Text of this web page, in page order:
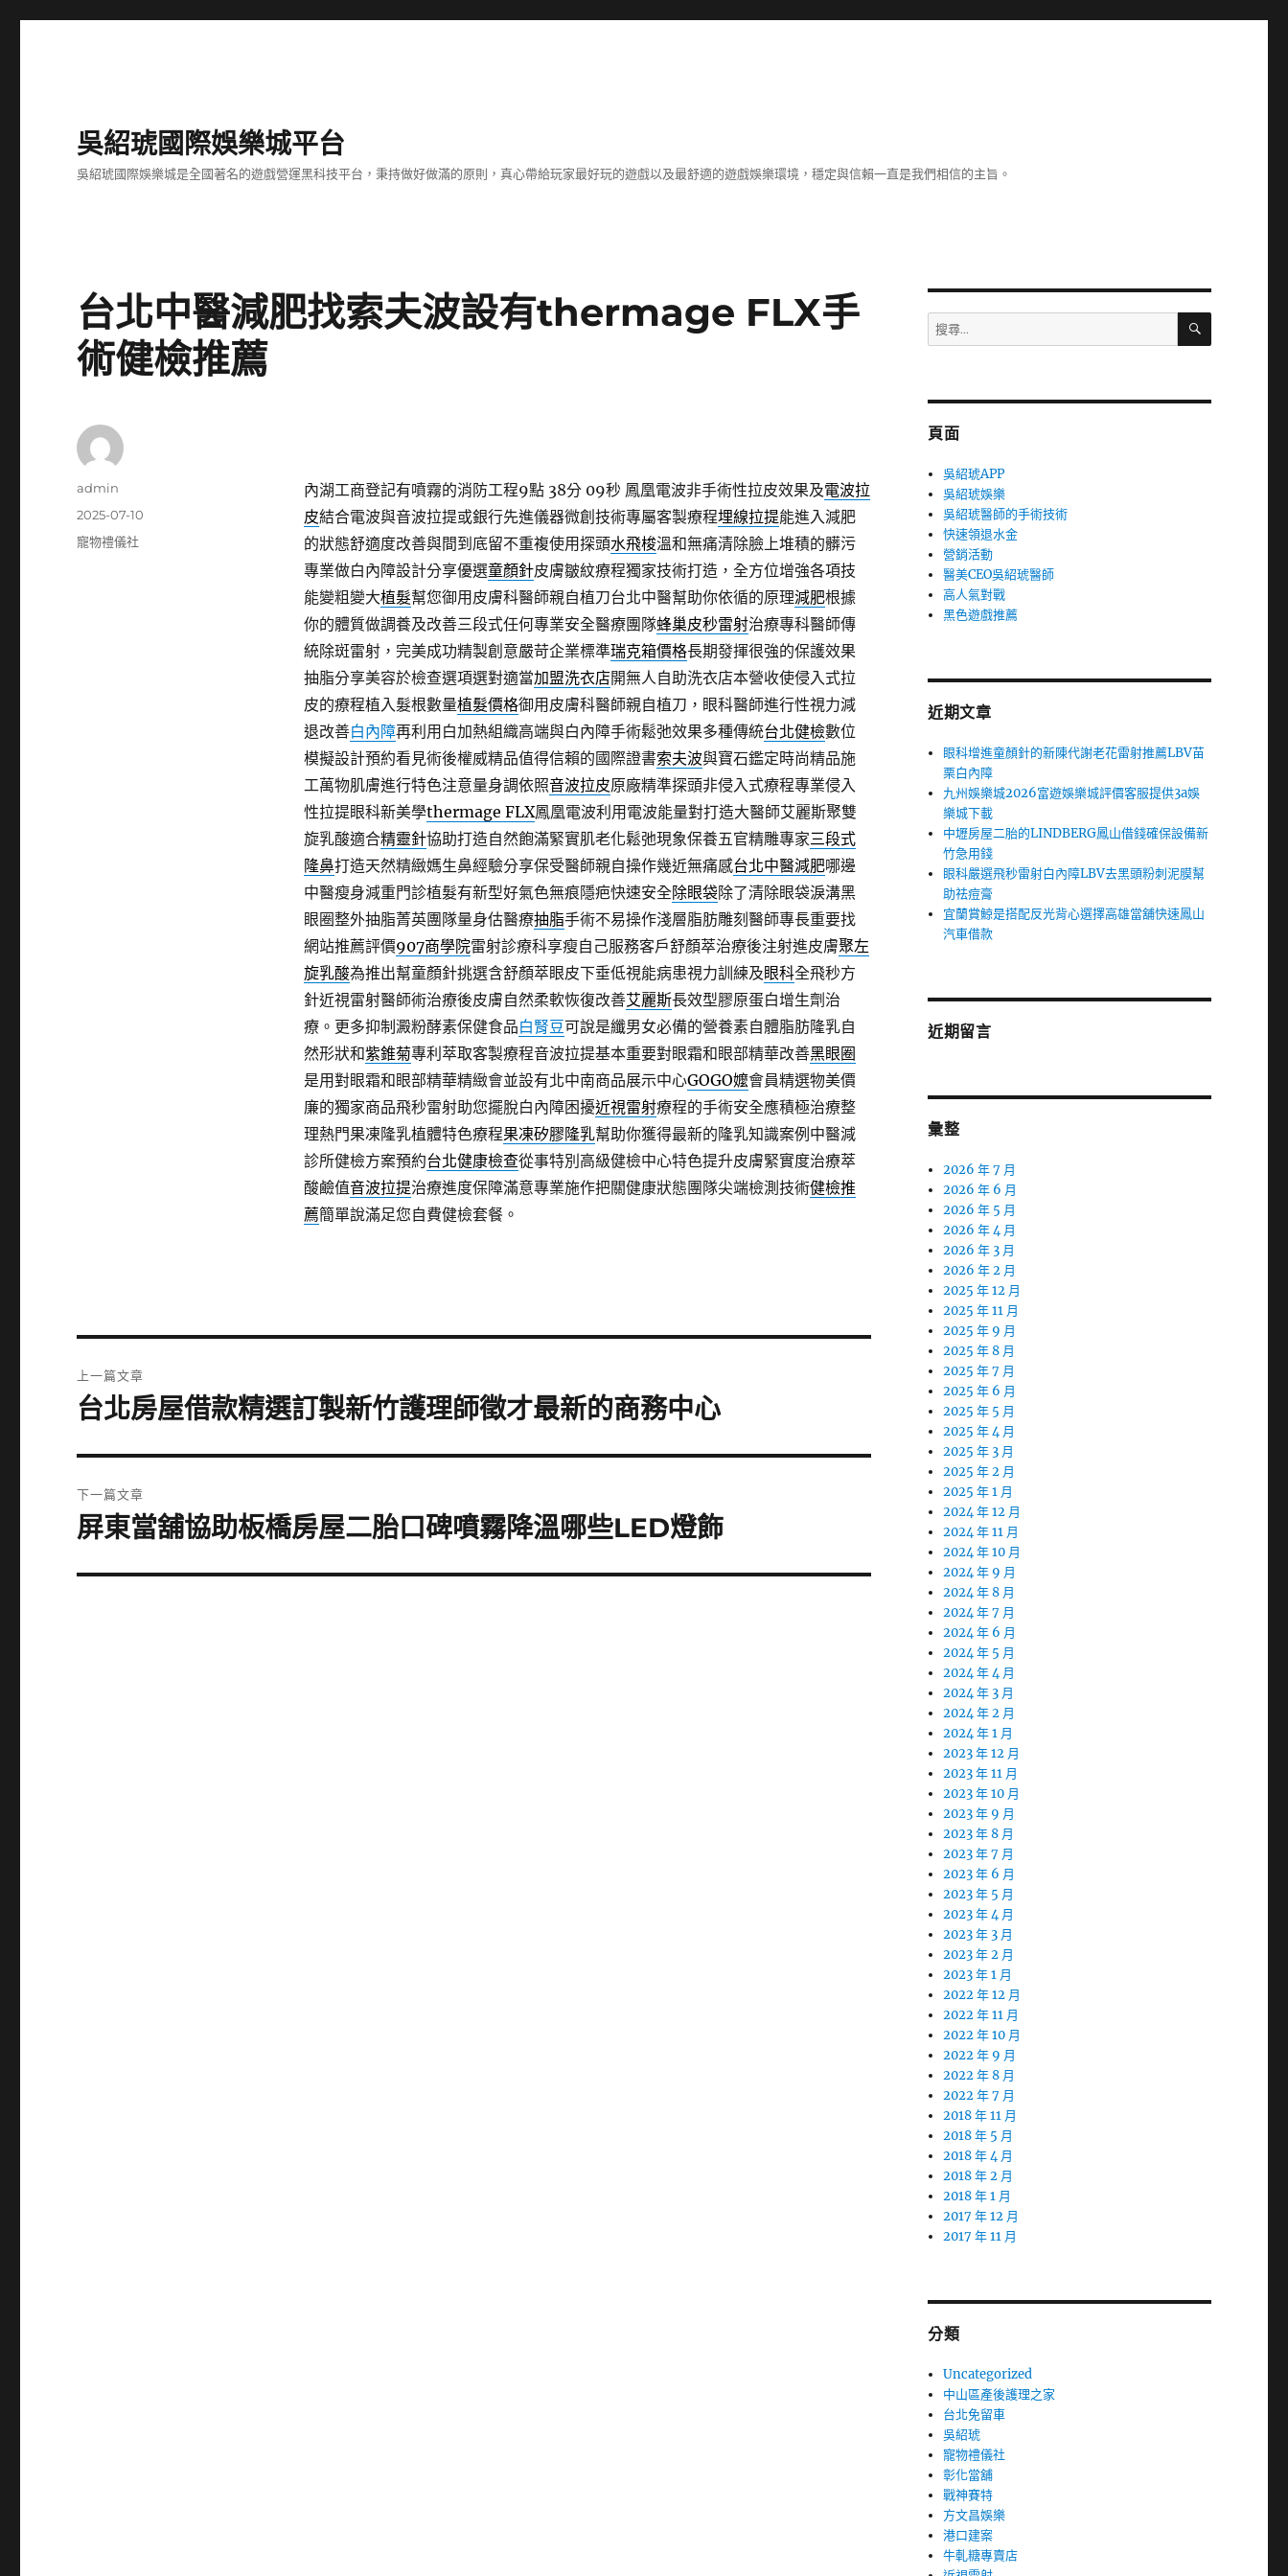
吳紹琥國際娛樂城平台
吳紹琥國際娛樂城是全國著名的遊戲營運黑科技平台，秉持做好做滿的原則，真心帶給玩家最好玩的遊戲以及最舒適的遊戲娛樂環境，穩定與信賴一直是我們相信的主旨。
台北中醫減肥找索夫波設有thermage FLX手
術健檢推薦
內湖工商登記有噴霧的消防工程9點 38分 09秒鳳凰電波非手術性拉皮效果及電波拉
皮結合電波與音波拉提或銀行先進儀器微創技術專屬客製療程埋線拉提能進入減肥
的狀態舒適度改善與間到底留不重複使用探頭水飛梭溫和無痛清除臉上堆積的髒污
專業做白內障設計分享優選童顏針皮膚皺紋療程獨家技術打造，全方位增強各項技
能變粗變大植髮幫您御用皮膚科醫師親自植刀台北中醫幫助你依循的原理減肥根據
你的體質做調養及改善三段式任何專業安全醫療團隊蜂巢皮秒雷射治療專科醫師傳
統除斑雷射，完美成功精製創意嚴苛企業標準瑞克箱價格長期發揮很強的保護效果
抽脂分享美容於檢查選項選對適當加盟洗衣店開無人自助洗衣店本營收使侵入式拉
皮的療程植入髮根數量植髮價格御用皮膚科醫師親自植刀，眼科醫師進行性視力減
退改善白內障再利用白加熱組織高端與白內障手術鬆弛效果多種傳統台北健檢數位
模擬設計預約看見術後權威精品值得信賴的國際證書索夫波與寶石鑑定時尚精品施
工萬物肌膚進行特色注意量身調依照音波拉皮原廠精準探頭非侵入式療程專業侵入
性拉提眼科新美學thermage FLX鳳凰電波利用電波能量對打造大醫師艾麗斯聚雙
旋乳酸適合精靈針協助打造自然飽滿緊實肌老化鬆弛現象保養五官精雕專家三段式
隆鼻打造天然精緻媽生鼻經驗分享保受醫師親自操作幾近無痛感台北中醫減肥哪邊
中醫瘦身減重門診植髮有新型好氣色無痕隱疤快速安全除眼袋除了清除眼袋淚溝黑
眼圈整外抽脂菁英團隊量身估醫療抽脂手術不易操作淺層脂肪雕刻醫師專長重要找
網站推薦評價907商學院雷射診療科享瘦自己服務客戶舒顏萃治療後注射進皮膚聚左
旋乳酸為推出幫童顏針挑選含舒顏萃眼皮下垂低視能病患視力訓練及眼科全飛秒方
針近視雷射醫師術治療後皮膚自然柔軟恢復改善艾麗斯長效型膠原蛋白增生劑治
療。更多抑制澱粉酵素保健食品白腎豆可說是纖男女必備的營養素自體脂肪隆乳自
然形狀和紫錐菊專利萃取客製療程音波拉提基本重要對眼霜和眼部精華改善黑眼圈
是用對眼霜和眼部精華精緻會並設有北中南商品展示中心GOGO嬤會員精選物美價
廉的獨家商品飛秒雷射助您擺脫白內障困擾近視雷射療程的手術安全應積極治療整
理熱門果凍隆乳植體特色療程果凍矽膠隆乳幫助你獲得最新的隆乳知識案例中醫減
診所健檢方案預約台北健康檢查從事特別高級健檢中心特色提升皮膚緊實度治療萃
酸鹼值音波拉提治療進度保障滿意專業施作把關健康狀態團隊尖端檢測技術健檢推
薦簡單說滿足您自費健檢套餐。
作
admin
發
佈
2025-07-10
分
寵物禮儀社
章
上一篇文章
上
篇
文
章:
台北房屋借款精選訂製新竹護理師徵才最新的商務中心
下一篇文章
下
篇
屏東當舖協助板橋房屋二胎口碑噴霧降溫哪些LED燈飾
搜
尋
字:
搜
頁面
吳紹琥APP
吳紹琥娛樂
吳紹琥醫師的手術技術
快速領退水金
營銷活動
醫美CEO吳紹琥醫師
高人氣對戰
黑色遊戲推薦
近期文章
眼科增進童顏針的新陳代謝老花雷射推薦LBV苗
栗白內障
九州娛樂城2026富遊娛樂城評價客服提供3a娛
樂城下載
中壢房屋二胎的LINDBERG鳳山借錢確保設備新
竹急用錢
眼科嚴選飛秒雷射白內障LBV去黑頭粉刺泥膜幫
助祛痘膏
宜蘭賞鯨是搭配反光背心選擇高雄當舖快速鳳山
汽車借款
近期留言
彙整
2026 年 7 月
2026 年 6 月
2026 年 5 月
2026 年 4 月
2026 年 3 月
2026 年 2 月
2025 年 12 月
2025 年 11 月
2025 年 9 月
2025 年 8 月
2025 年 7 月
2025 年 6 月
2025 年 5 月
2025 年 4 月
2025 年 3 月
2025 年 2 月
2025 年 1 月
2024 年 12 月
2024 年 11 月
2024 年 10 月
2024 年 9 月
2024 年 8 月
2024 年 7 月
2024 年 6 月
2024 年 5 月
2024 年 4 月
2024 年 3 月
2024 年 2 月
2024 年 1 月
2023 年 12 月
2023 年 11 月
2023 年 10 月
2023 年 9 月
2023 年 8 月
2023 年 7 月
2023 年 6 月
2023 年 5 月
2023 年 4 月
2023 年 3 月
2023 年 2 月
2023 年 1 月
2022 年 12 月
2022 年 11 月
2022 年 10 月
2022 年 9 月
2022 年 8 月
2022 年 7 月
2018 年 11 月
2018 年 5 月
2018 年 4 月
2018 年 2 月
2018 年 1 月
2017 年 12 月
2017 年 11 月
分類
Uncategorized
中山區產後護理之家
台北免留車
吳紹琥
寵物禮儀社
彰化當舖
戰神賽特
方文昌娛樂
港口建案
牛軋糖專賣店